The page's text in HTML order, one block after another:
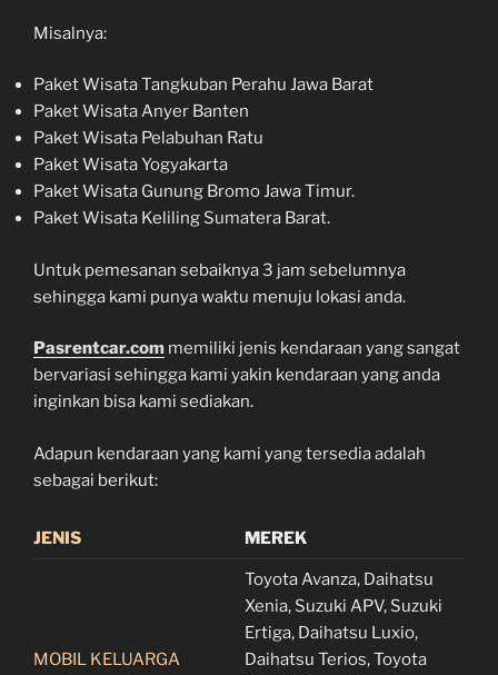
Misalnya:
Paket Wisata Tangkuban Perahu Jawa Barat
Paket Wisata Anyer Banten
Paket Wisata Pelabuhan Ratu
Paket Wisata Yogyakarta
Paket Wisata Gunung Bromo Jawa Timur.
Paket Wisata Keliling Sumatera Barat.
Untuk pemesanan sebaiknya 3 jam sebelumnya
sehingga kami punya waktu menuju lokasi anda.
Pasrentcar.com memiliki jenis kendaraan yang sangat
bervariasi sehingga kami yakin kendaraan yang anda
inginkan bisa kami sediakan.
Adapun kendaraan yang kami yang tersedia adalah
sebagai berikut:
JENIS MEREK
MOBIL KELUARGA
Toyota Avanza, Daihatsu
Xenia, Suzuki APV, Suzuki
Ertiga, Daihatsu Luxio,
Daihatsu Terios, Toyota